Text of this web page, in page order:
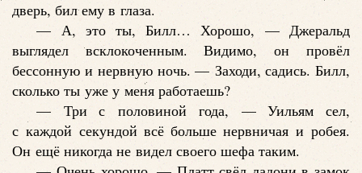
дверь, бил ему в глаза.
— А, это ты, Билл… Хорошо, — Джеральд
выглядел всклокоченным. Видимо, он провёл
бессонную и нервную ночь. — Заходи, садись. Билл,
сколько ты уже у меня работаешь?
— Три с половиной года, — Уильям сел,
с каждой секундой всё больше нервничая и робея.
Он ещё никогда не видел своего шефа таким.